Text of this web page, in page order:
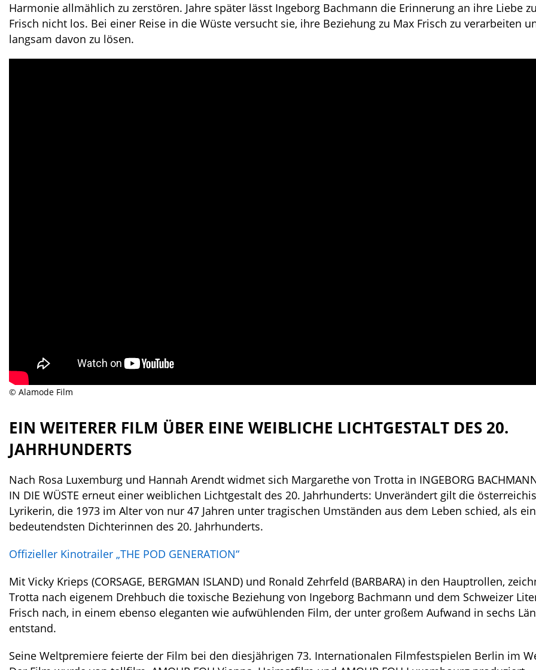
Harmonie allmählich zu zerstören. Jahre später lässt Ingeborg Bachmann die Erinnerung an ihre Liebe
Frisch nicht los. Bei einer Reise in die Wüste versucht sie, ihre Beziehung zu Max Frisch zu verarbeiten
langsam davon zu lösen.
© Alamode Film
EIN WEITERER FILM ÜBER EINE WEIBLICHE LICHTGESTALT DES 20.
JAHRHUNDERTS
Nach Rosa Luxemburg und Hannah Arendt widmet sich Margarethe von Trotta in INGEBORG BACHMANN
IN DIE WÜSTE erneut einer weiblichen Lichtgestalt des 20. Jahrhunderts: Unverändert gilt die
Lyrikerin, die 1973 im Alter von nur 47 Jahren unter tragischen Umständen aus dem Leben schied, als
bedeutendsten Dichterinnen des 20. Jahrhunderts.
Offizieller Kinotrailer „THE POD GENERATION“
Mit Vicky Krieps (CORSAGE, BERGMAN ISLAND) und Ronald Zehrfeld (BARBARA) in den Hauptrollen,
Trotta nach eigenem Drehbuch die toxische Beziehung von Ingeborg Bachmann und dem Schweizer
Frisch nach, in einem ebenso eleganten wie aufwühlenden Film, der unter großem Aufwand in sechs
entstand.
Seine Weltpremiere feierte der Film bei den diesjährigen 73. Internationalen Filmfestspielen Berlin im